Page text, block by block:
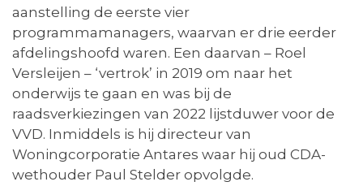
aanstelling de eerste vier
programmamanagers, waarvan er drie eerder
afdelingshoofd waren. Een daarvan – Roel
Versleijen – ‘vertrok’ in 2019 om naar het
onderwijs te gaan en was bij de
raadsverkiezingen van 2022 lijstduwer voor de
VVD. Inmiddels is hij directeur van
Woningcorporatie Antares waar hij oud CDA-
wethouder Paul Stelder opvolgde.